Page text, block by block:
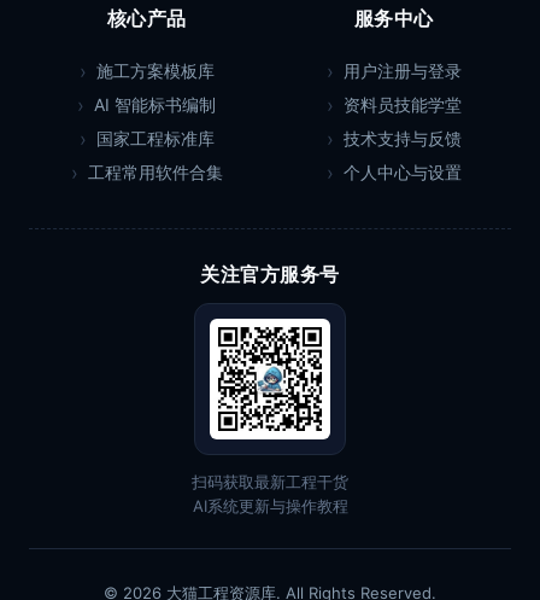
核心产品
施工方案模板库
AI 智能标书编制
国家工程标准库
工程常用软件合集
服务中心
用户注册与登录
资料员技能学堂
技术支持与反馈
个人中心与设置
关注官方服务号
扫码获取最新工程干货
AI系统更新与操作教程
© 2026 大猫工程资源库. All Rights Reserved.